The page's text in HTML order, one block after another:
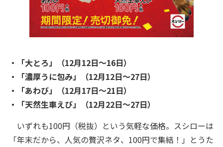
・「大とろ」（12月12日～16日）
・「濃厚うに包み」（12月12日～27日）
・「あわび」（12月17日～21日）
・「天然生車えび」（12月22日～27日）
いずれも100円（税抜）という気軽な価格。スシローは
「年末だから、人気の贅沢ネタ、100円で集結！」とうた